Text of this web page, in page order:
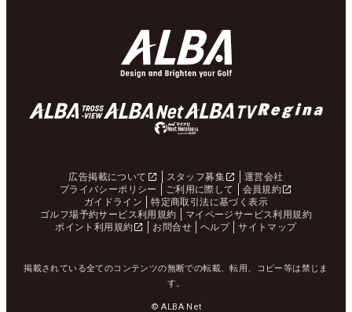
広告掲載について スタッフ募集
運営会社
プライバシーポリシー
ご利用に際して
会員規約
ガイドライン
特定商取引法に基づく表示
ゴルフ場予約サービス利用規約
マイページサービス利用規約
ポイント利用規約
お問合せ ヘルプ サイトマップ
掲載されている全てのコンテンツの無断での転載、転用、コピー等は禁じま
す。
© ALBA Net